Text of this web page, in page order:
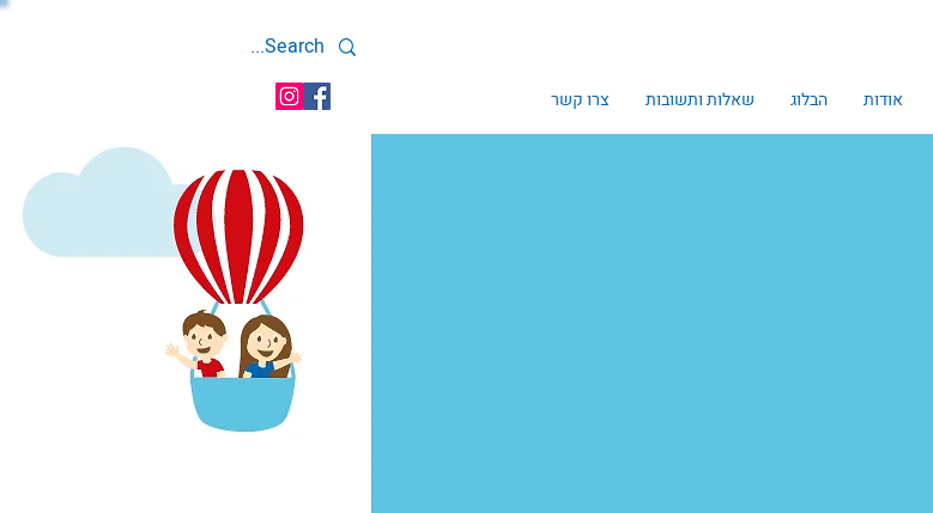
יש גם משלוחים
אודות הבלוג שאלות ותשובות צרו קשר